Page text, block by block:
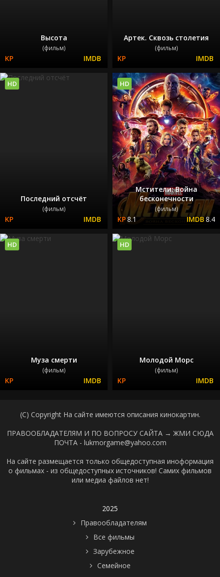
Высота
(фильм)
Артек. Сквозь столетия
(фильм)
Последний отсчёт
(фильм)
HD
Мстители: Война
бесконечности
(фильм)
8.1 8.4
HD
Муза смерти
(фильм)
HD
Молодой Морс
(фильм)
HD
(C) Copyright На сайте имеются описания кинокартин.
ПРАВООБЛАДАТЕЛЯМ И ПО ВОПРОСУ САЙТА → ЖМИ СЮДА
ПОЧТА - lukmorgame@yahoo.com
На сайте размещается только общедоступная иноформация
о фильмах - из общедоступных источников! Самих фильмов
или медиа файлов нет!
2025
Правообладателям
Все фильмы
Зарубежное
Семейное